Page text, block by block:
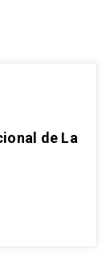
de La